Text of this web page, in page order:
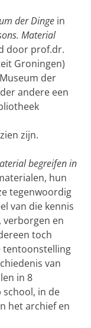
der Dinge in
Material
door prof.dr.
Groningen)
der
andere een
zijn.
begreifen in
hun
tegenwoordig
van die kennis
verborgen en
toch
tentoonstelling
van
in 8
school, in de
het archief en